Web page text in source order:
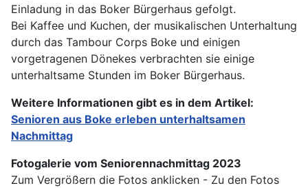
Einladung in das Boker Bürgerhaus gefolgt.
Bei Kaffee und Kuchen, der musikalischen Unterhaltung
durch das Tambour Corps Boke und einigen
vorgetragenen Dönekes verbrachten sie einige
unterhaltsame Stunden im Boker Bürgerhaus.
Weitere Informationen gibt es in dem Artikel:
Senioren aus Boke erleben unterhaltsamen
Nachmittag
Fotogalerie vom Seniorennachmittag 2023
Zum Vergrößern die Fotos anklicken - Zu den Fotos